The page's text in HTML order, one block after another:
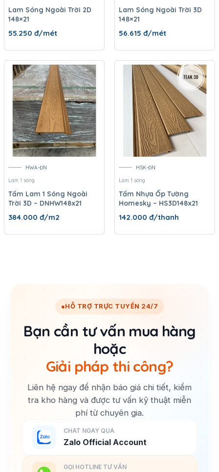
Lam Sóng Ngoài Trời 2D
148×21
55.250 đ/mét
Lam Sóng Ngoài Trời 3D
148×21
56.615 đ/mét
HWA-ĐN
Lam 1 sóng
Tấm Lam 1 Sóng Ngoài
Trời 3D – DNHW148x21
384.000 đ/m2
HSK-ĐN
Lam 1 sóng
Tấm Nhựa Ốp Tường
Homesky – HS3D148x21
142.000 đ/thanh
●HỖ TRỢ TRỰC TUYẾN 24/7
Bạn cần tư vấn mua hàng
hoặc
Giải pháp thi công?
Liên hệ ngay để nhận báo giá chi tiết, kiểm
tra kho hàng và được tư vấn kỹ thuật miễn
phí từ chuyên gia.
CHAT NGAY QUA
Zalo Official Account
GỌI HOTLINE TƯ VẤN